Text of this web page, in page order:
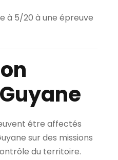
à 5/20 à une épreuve
être affectés
sur des missions
du territoire.